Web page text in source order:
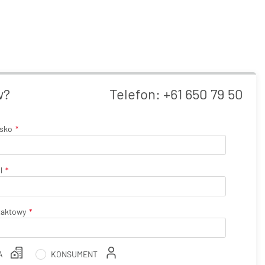
Telefon: +61 650 79 50
KONSUMENT